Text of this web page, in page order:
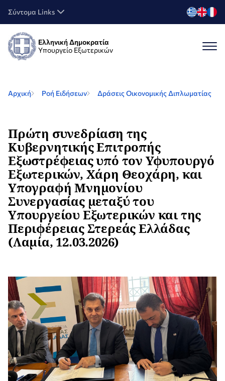
Σύντομα Links
Ελληνική Δημοκρατία
Υπουργείο Εξωτερικών
Αρχική Ροή Ειδήσεων Δράσεις Οικονομικής Διπλωματίας
Πρώτη συνεδρίαση της
Κυβερνητικής Επιτροπής
Εξωστρέφειας υπό τον Υφυπουργό
Εξωτερικών, Χάρη Θεοχάρη, και
Υπογραφή Μνημονίου
Συνεργασίας μεταξύ του
Υπουργείου Εξωτερικών και της
Περιφέρειας Στερεάς Ελλάδας
(Λαμία, 12.03.2026)